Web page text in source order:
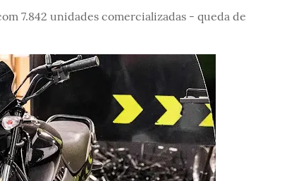
7.842 unidades comercializadas - queda de